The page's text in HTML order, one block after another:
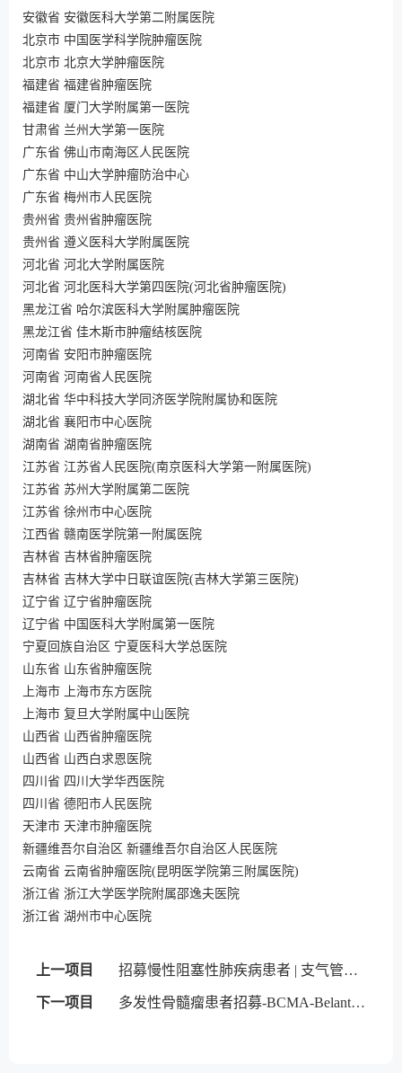
安徽省 安徽医科大学第二附属医院
北京市 中国医学科学院肿瘤医院
北京市 北京大学肿瘤医院
福建省 福建省肿瘤医院
福建省 厦门大学附属第一医院
甘肃省 兰州大学第一医院
广东省 佛山市南海区人民医院
广东省 中山大学肿瘤防治中心
广东省 梅州市人民医院
贵州省 贵州省肿瘤医院
贵州省 遵义医科大学附属医院
河北省 河北大学附属医院
河北省 河北医科大学第四医院(河北省肿瘤医院)
黑龙江省 哈尔滨医科大学附属肿瘤医院
黑龙江省 佳木斯市肿瘤结核医院
河南省 安阳市肿瘤医院
河南省 河南省人民医院
湖北省 华中科技大学同济医学院附属协和医院
湖北省 襄阳市中心医院
湖南省 湖南省肿瘤医院
江苏省 江苏省人民医院(南京医科大学第一附属医院)
江苏省 苏州大学附属第二医院
江苏省 徐州市中心医院
江西省 赣南医学院第一附属医院
吉林省 吉林省肿瘤医院
吉林省 吉林大学中日联谊医院(吉林大学第三医院)
辽宁省 辽宁省肿瘤医院
辽宁省 中国医科大学附属第一医院
宁夏回族自治区 宁夏医科大学总医院
山东省 山东省肿瘤医院
上海市 上海市东方医院
上海市 复旦大学附属中山医院
山西省 山西省肿瘤医院
山西省 山西白求恩医院
四川省 四川大学华西医院
四川省 德阳市人民医院
天津市 天津市肿瘤医院
新疆维吾尔自治区 新疆维吾尔自治区人民医院
云南省 云南省肿瘤医院(昆明医学院第三附属医院)
浙江省 浙江大学医学院附属邵逸夫医院
浙江省 湖州市中心医院
上一项目 招募慢性阻塞性肺疾病患者 | 支气管内活瓣
下一项目 多发性骨髓瘤患者招募-BCMA-Belantamab mafodotin